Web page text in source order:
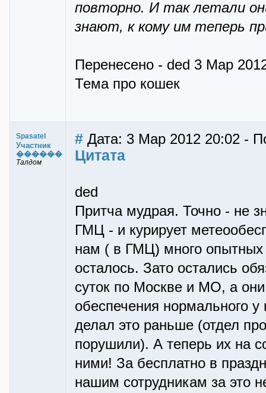
повторно. И так летали
знают, к кому им теперь
Перенесeно - ded 3 Мар
Тема про кошек
Spasatel
Участник
������
Талдом
# Дата: 3 Мар 2012 20:02 -
Цитата
ded
Притча мудрая. Точно - не
ГМЦ - и курирует
нам ( в ГМЦ) много опытных
осталось. Зато остались
суток по Москве и МО, а
обеспечения нормального
делал это раньше (отдел
порушили). А теперь их на
ними! За бесплатно в
нашим сотрудникам за